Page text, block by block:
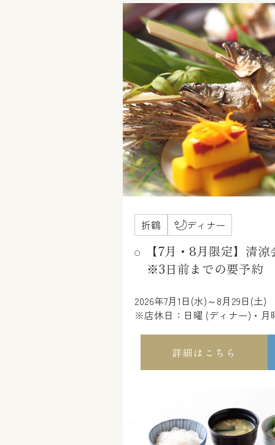
折鶴 ディナー
【7月・8月限定】清涼
※3日前までの要予約
2026年7月1日(水)～8月29日(土)
※店休日：日曜 (ディナー)・月
詳細はこちら